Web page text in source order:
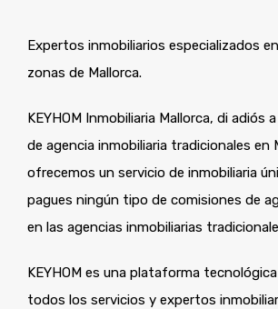
Expertos inmobiliarios especializados
zonas de Mallorca.
KEYHOM Inmobiliaria Mallorca, di adiós
de agencia inmobiliaria tradicionales en
ofrecemos un servicio de inmobiliaria
pagues ningún tipo de comisiones de
en las agencias inmobiliarias
KEYHOM es una plataforma
todos los servicios y expertos